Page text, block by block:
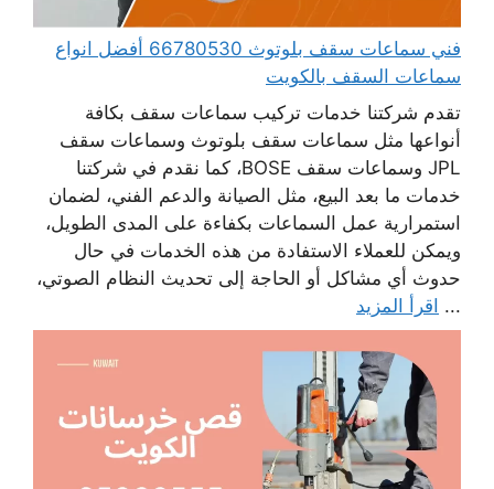
فني سماعات سقف بلوتوث 66780530 أفضل انواع
سماعات السقف بالكويت
تقدم شركتنا خدمات تركيب سماعات سقف بكافة
أنواعها مثل سماعات سقف بلوتوث وسماعات سقف
JPL وسماعات سقف BOSE، كما نقدم في شركتنا
خدمات ما بعد البيع، مثل الصيانة والدعم الفني، لضمان
استمرارية عمل السماعات بكفاءة على المدى الطويل،
ويمكن للعملاء الاستفادة من هذه الخدمات في حال
حدوث أي مشاكل أو الحاجة إلى تحديث النظام الصوتي،
... اقرأ المزيد